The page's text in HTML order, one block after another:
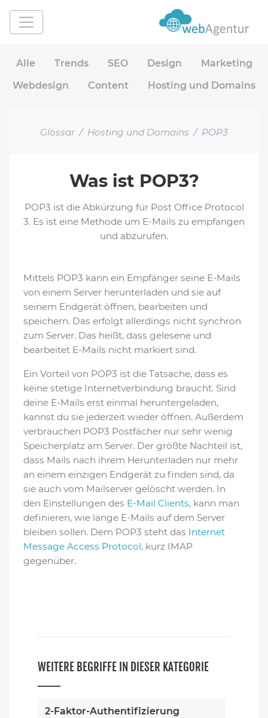
Alle Trends SEO Design
Marketing
Webdesign
Content Hosting und Domains
Glossar Hosting und Domains POP3
Was ist POP3?
POP3 ist die Abkürzung für Post Office Protocol
3. Es ist eine Methode um E-Mails zu empfangen
und abzurufen.
Mittels POP3 kann ein Empfänger seine E-Mails
von einem Server herunterladen und sie auf
seinem Endgerät öffnen, bearbeiten und
speichern. Das erfolgt allerdings nicht synchron
zum Server. Das heißt, dass gelesene und
bearbeitet E-Mails nicht markiert sind.
Ein Vorteil von POP3 ist die Tatsache, dass es
keine stetige Internetverbindung braucht. Sind
deine E-Mails erst einmal heruntergeladen,
kannst du sie jederzeit wieder öffnen. Außerdem
verbrauchen POP3 Postfächer nur sehr wenig
Speicherplatz am Server. Der größte Nachteil ist,
dass Mails nach ihrem Herunterladen nur mehr
an einem einzigen Endgerät zu finden sind, da
sie auch vom Mailserver gelöscht werden. In
den Einstellungen des E-Mail Clients, kann man
definieren, wie lange E-Mails auf dem Server
bleiben sollen. Dem POP3 steht das Internet
Message Access Protocol, kurz IMAP
gegenüber.
WEITERE BEGRIFFE IN DIESER KATEGORIE
2-Faktor-Authentifizierung